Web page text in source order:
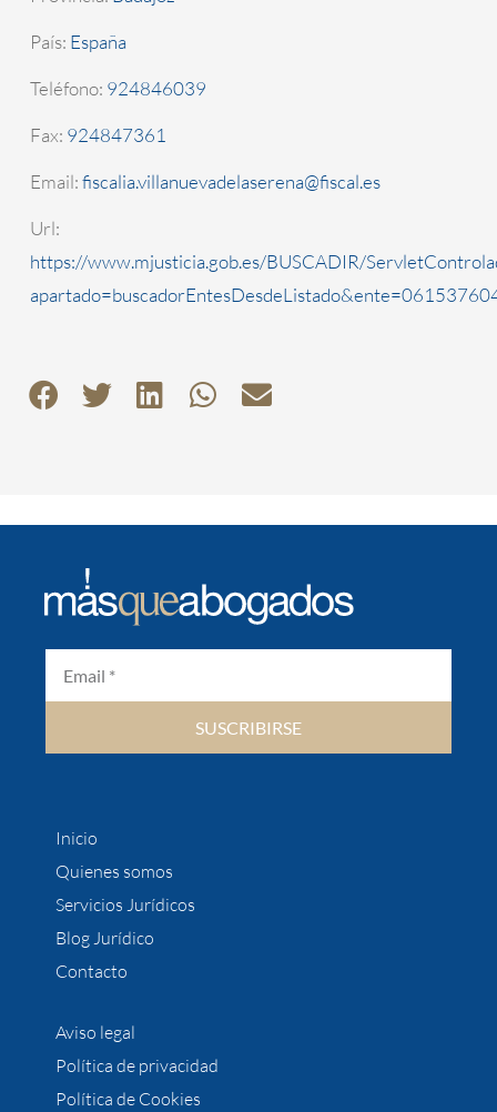
País: España
Teléfono: 924846039
Fax: 924847361
Email:fiscalia.villanuevadelaserena@fiscal.es
Url:
https://www.mjusticia.gob.es/BUSCADIR/
SUSCRIBIRSE
Inicio
Quienes somos
Servicios Jurídicos
Blog Jurídico
Contacto
Aviso legal
Política de privacidad
Política de Cookies